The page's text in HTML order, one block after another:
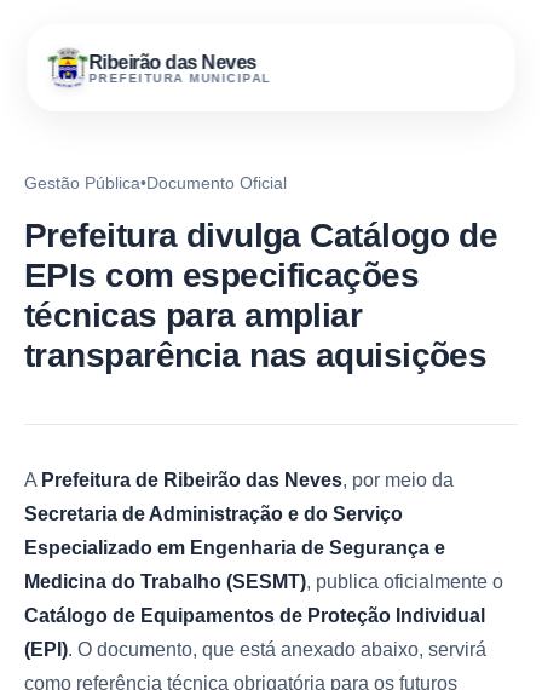
Ribeirão das Neves
PREFEITURA MUNICIPAL
Gestão Pública•Documento Oficial
Prefeitura divulga Catálogo de
EPIs com especificações
técnicas para ampliar
transparência nas aquisições
A Prefeitura de Ribeirão das Neves, por meio da
Secretaria de Administração e do Serviço
Especializado em Engenharia de Segurança e
Medicina do Trabalho (SESMT), publica oficialmente o
Catálogo de Equipamentos de Proteção Individual
(EPI). O documento, que está anexado abaixo, servirá
como referência técnica obrigatória para os futuros